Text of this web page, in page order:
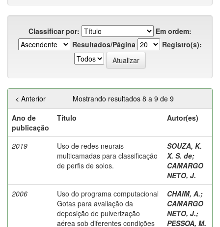
Classificar por:
Em ordem:
Resultados/Página
Registro(s):
Mostrando resultados 8 a 9 de 9
< Anterior
Ano de
publicação
Título Autor(es)
2019
Uso de redes neurais
multicamadas para classificação
de perfis de solos.
SOUZA, K.
X. S. de;
CAMARGO
NETO, J.
2006
Uso do programa computacional
Gotas para avaliação da
deposição de pulverização
aérea sob diferentes condições
CHAIM, A.;
CAMARGO
NETO, J.;
PESSOA, M.